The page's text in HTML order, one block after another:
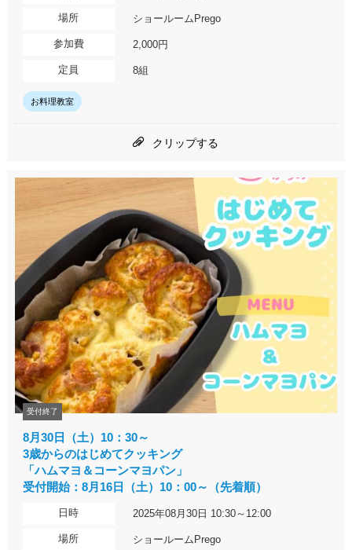
場所 ショールームPrego
参加費 2,000円
定員 8組
お料理教室
クリップする
受付終了
8月30日（土）10：30～
3歳からのはじめてクッキング
「ハムマヨ＆コーンマヨパン」
受付開始：8月16日（土）10：00～（先着順）
日時 2025年08月30日 10:30～12:00
場所 ショールームPrego